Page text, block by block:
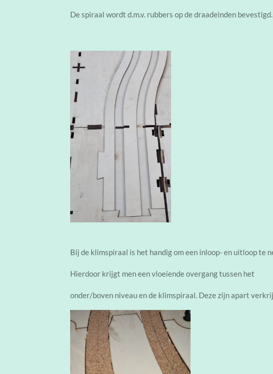
De spiraal wordt d.m.v. rubbers op de draadeinden bevestigd.
Bij de klimspiraal is het handig om een inloop- en uitloop te
Hierdoor krijgt men een vloeiende overgang tussen het
onder/boven niveau en de klimspiraal. Deze zijn apart